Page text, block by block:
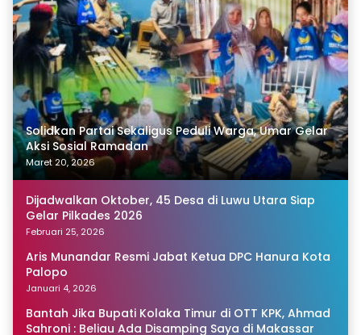
Solidkan Partai Sekaligus Peduli Warga, Umar Gelar
Aksi Sosial Ramadan
Maret 20, 2026
Dijadwalkan Oktober, 45 Desa di Luwu Utara Siap
Gelar Pilkades 2026
Februari 25, 2026
Aris Munandar Resmi Jabat Ketua DPC Hanura Kota
Palopo
Januari 4, 2026
Bantah Jika Bupati Kolaka Timur di OTT KPK, Ahmad
Sahroni : Beliau Ada Disamping Saya di Makassar